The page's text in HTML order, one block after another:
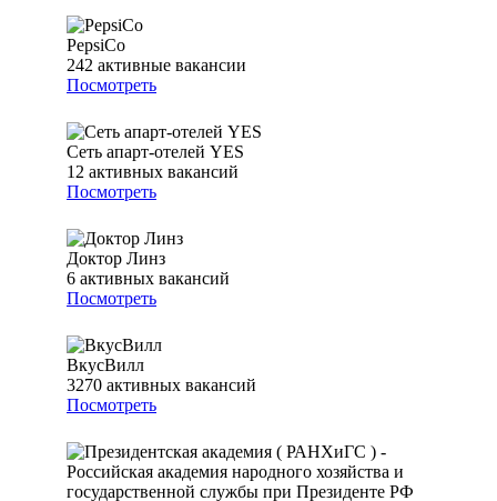
PepsiCo
242 активные вакансии
Посмотреть
Сеть апарт-отелей YES
12 активных вакансий
Посмотреть
Доктор Линз
6 активных вакансий
Посмотреть
ВкусВилл
3270 активных вакансий
Посмотреть